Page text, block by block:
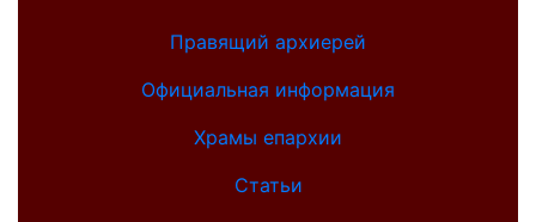
Правящий архиерей
Официальная информация
Храмы епархии
Статьи